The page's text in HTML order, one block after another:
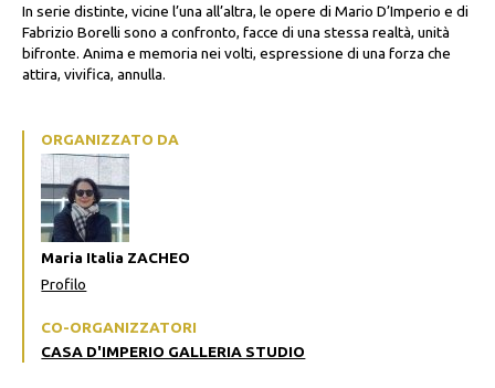
In serie distinte, vicine l’una all’altra, le opere di Mario D’Imperio e di
Fabrizio Borelli sono a confronto, facce di una stessa realtà, unità
bifronte. Anima e memoria nei volti, espressione di una forza che
attira, vivifica, annulla.
ORGANIZZATO DA
Maria Italia ZACHEO
Profilo
CO-ORGANIZZATORI
CASA D'IMPERIO GALLERIA STUDIO